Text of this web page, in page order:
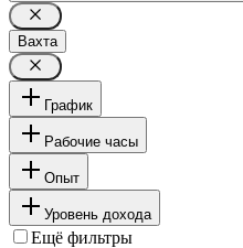
Вахта
График
Рабочие часы
Опыт
Уровень дохода
Ещё фильтры